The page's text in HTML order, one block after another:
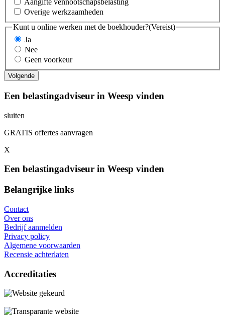
Overige werkzaamheden
Kunt u online werken met de boekhouder?(Vereist)
Ja
Nee
Geen voorkeur
Een belastingadviseur in Weesp vinden
sluiten
GRATIS offertes aanvragen
X
Een belastingadviseur in Weesp vinden
Belangrijke links
Contact
Over ons
Bedrijf aanmelden
Privacy policy
Algemene voorwaarden
Recensie achterlaten
Accreditaties